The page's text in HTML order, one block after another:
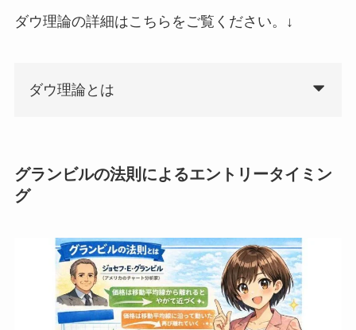
ダウ理論の詳細はこちらをご覧ください。↓
ダウ理論とは
グランビルの法則によるエントリータイミン
グ